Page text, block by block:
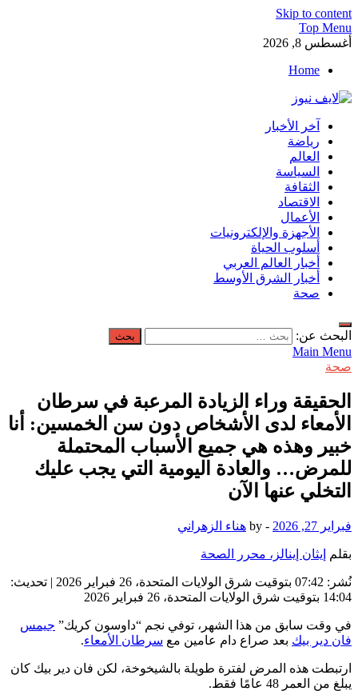
Skip to content
Top Menu
أغسطس 8, 2026
Home
لايف نيوز
آخر الأخبار العاجلة لحظة بلحظة من العالم العربي والعالم
آخر الأخبار
رياضة
العالم
السياسة
الثقافة
الاقتصاد
الأعمال
الأجهزة والإلكترونيات
أسلوب الحياة
أخبار العالم العربي
أخبار الشرق الأوسط
صحة
البحث عن:
Main Menu
صحة
الحقيقة وراء الزيادة المرعبة في سرطان
الأمعاء لدى الأشخاص دون سن الخمسين: أنا
خبير وهذه هي جميع الأسباب المحتملة
للمرض… والعادة اليومية التي يجب عليك
التخلي عنها الآن
فبراير 27, 2026 -
by هناء الزهراني
بقلم إيثان إينالز، محرر الصحة
نُشر: 07:42 بتوقيت شرق الولايات المتحدة، 26 فبراير 2026 | تحديث:
14:04 بتوقيت شرق الولايات المتحدة، 26 فبراير 2026
في وقت سابق من هذا الشهر، توفي نجم “داوسون كريك” جيمس
فان دير بيك بعد صراع دام عامين مع سرطان الأمعاء.
ارتبطت هذه المرض لفترة طويلة بالشيخوخة، لكن فان دير بيك كان
يبلغ من العمر 48 عامًا فقط.